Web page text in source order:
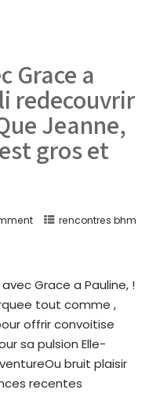
Grace a
redecouvrir
Jeanne,
gros et
rencontres bhm
Grace a Pauline, !
tout comme ,
offrir convoitise
sa pulsion Elle-
bruit plaisir
recentes